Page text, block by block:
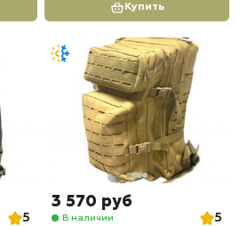
Купить
5
3 570 руб
В наличии 5